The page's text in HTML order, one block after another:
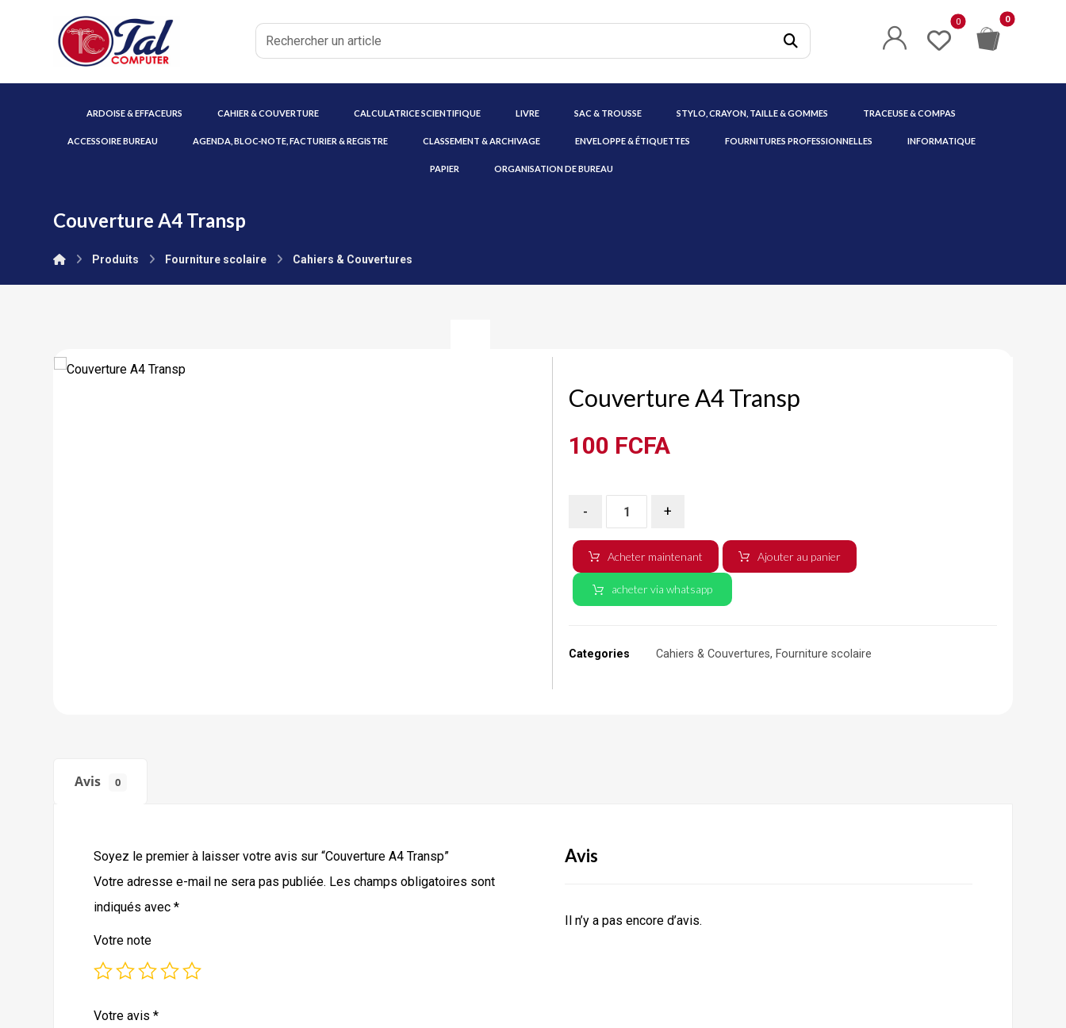
ARDOISE & EFFACEURS CAHIER & COUVERTURE CALCULATRICE SCIENTIFIQUE LIVRE SAC & TROUSSE STYLO, CRAYON, TAILLE & GOMMES TRACEUSE & COMPAS
ACCESSOIRE BUREAU AGENDA, BLOC-NOTE, FACTURIER & REGISTRE CLASSEMENT & ARCHIVAGE ENVELOPPE & ÉTIQUETTES FOURNITURES PROFESSIONNELLES INFORMATIQUE
PAPIER ORGANISATION DE BUREAU
Couverture A4 Transp
Produits Fourniture scolaire Cahiers & Couvertures
Couverture A4 Transp
100 FCFA
- +
Acheter maintenant Ajouter au panier
acheter via whatsapp
Categories Cahiers & Couvertures, Fourniture scolaire
Avis 0
Avis
Il n’y a pas encore d’avis.
Soyez le premier à laisser votre avis sur “Couverture A4 Transp”
Votre adresse e-mail ne sera pas publiée. Les champs obligatoires sont
indiqués avec*
Votre note
Votre avis*